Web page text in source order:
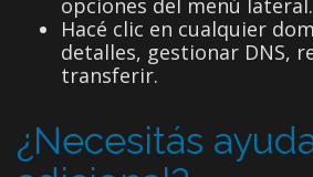
opciones del menú lateral.
Hacé clic en cualquier
detalles, gestionar DNS,
transferir.
¿Necesitás